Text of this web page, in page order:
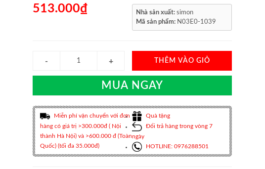
513.000₫ Nhà sản xuất:simon
Mã sản phẩm: N03E0-1039
THÊM VÀO GIỎ
MUA NGAY
Miễn phí vận chuyển với đơn
hàng có giá trị >300.000đ ( Nội
thành Hà Nội) và >600.000 đ (Toàn
Quốc) (tối đa 35.000đ)
Quà tặng
Đổi trả hàng trong vòng 7
ngày
HOTLINE: 0976288501